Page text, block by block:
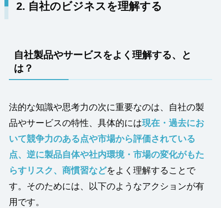
2. 自社のビジネスを理解する
自社製品やサービスをよく理解する、と
は？
法的な知識や思考力の次に重要なのは、自社の製
品やサービスの特性、具体的には現在・過去にお
いて競争力のある点や市場から評価されている
点、逆に製品自体や社内環境・ 市場の変化がもた
らすリスク、商慣習などをよく理解することで
す。そのためには、以下のようなアクションが有
用です。